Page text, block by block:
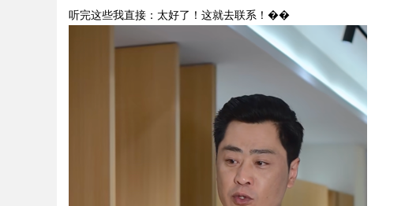
听完这些我直接：太好了！这就去联系！��